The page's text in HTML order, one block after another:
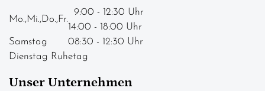
Mo.,Mi.,Do.,Fr.
9:00 - 12:30 Uhr
14:00 - 18:00 Uhr
Samstag
08:30 - 12:30 Uhr
Dienstag Ruhetag
Unser Unternehmen